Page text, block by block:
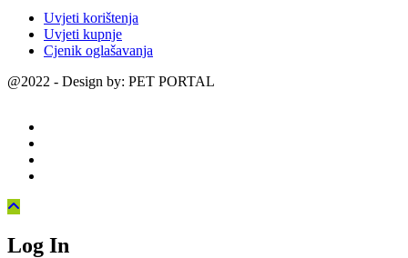
Uvjeti korištenja
Uvjeti kupnje
Cjenik oglašavanja
@2022 - Design by: PET PORTAL
Log In